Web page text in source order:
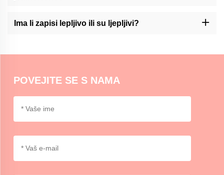
kontaktirajte nas preko naše podrške za više informacija.
Ima li zapisi lepljivo ili su ljepljivi?
preferencija i upotrebe.
POVEJITE SE S NAMA